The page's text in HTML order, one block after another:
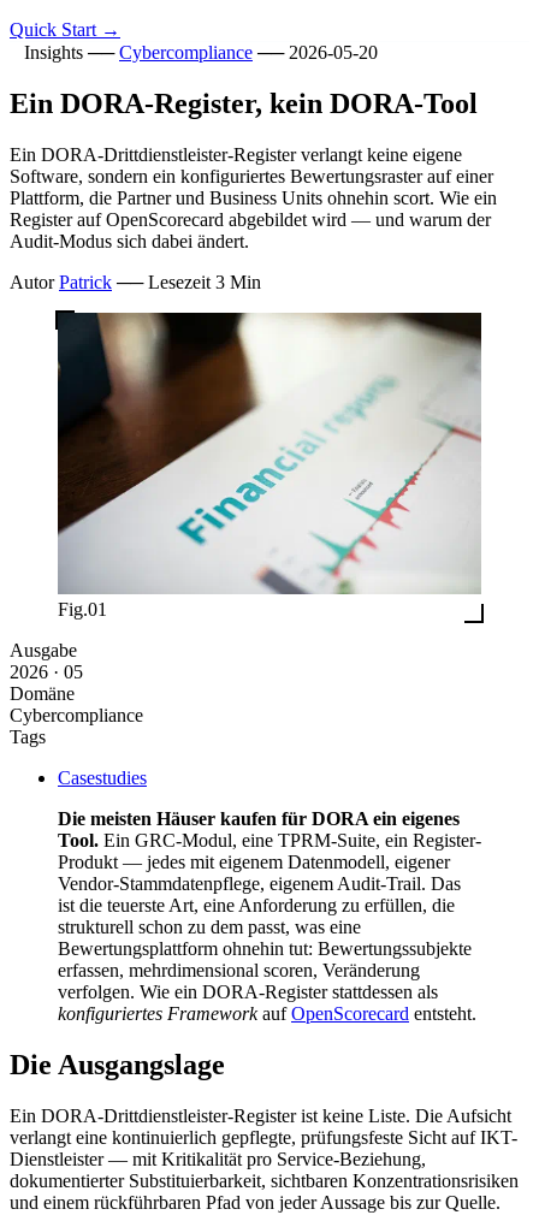
Quick Start →
Insights ── Cybercompliance ── 2026-05-20
Ein DORA-Register, kein DORA-Tool
Ein DORA-Drittdienstleister-Register verlangt keine eigene
Software, sondern ein konfiguriertes Bewertungsraster auf einer
Plattform, die Partner und Business Units ohnehin scort. Wie ein
Register auf OpenScorecard abgebildet wird — und warum der
Audit-Modus sich dabei ändert.
Autor Patrick ── Lesezeit 3 Min
Fig.01
Ausgabe
2026 · 05
Domäne
Cybercompliance
Tags
Casestudies
Die meisten Häuser kaufen für DORA ein eigenes
Tool. Ein GRC-Modul, eine TPRM-Suite, ein Register-
Produkt — jedes mit eigenem Datenmodell, eigener
Vendor-Stammdatenpflege, eigenem Audit-Trail. Das
ist die teuerste Art, eine Anforderung zu erfüllen, die
strukturell schon zu dem passt, was eine
Bewertungsplattform ohnehin tut: Bewertungssubjekte
erfassen, mehrdimensional scoren, Veränderung
verfolgen. Wie ein DORA-Register stattdessen als
konfiguriertes FrameworkaufOpenScorecard entsteht.
Die Ausgangslage
Ein DORA-Drittdienstleister-Register ist keine Liste. Die Aufsicht
verlangt eine kontinuierlich gepflegte, prüfungsfeste Sicht auf IKT-
Dienstleister — mit Kritikalität pro Service-Beziehung,
dokumentierter Substituierbarkeit, sichtbaren Konzentrationsrisiken
und einem rückführbaren Pfad von jeder Aussage bis zur Quelle.